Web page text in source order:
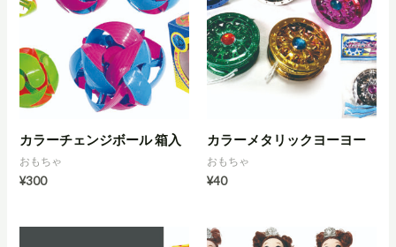
カラーチェンジボール 箱入
おもちゃ
¥300
カラーメタリックヨーヨー
おもちゃ
¥40